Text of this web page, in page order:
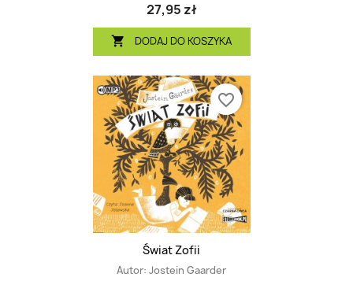
27,95 zł
 DODAJ DO KOSZYKA
Świat Zofii
Autor: Jostein Gaarder
favorite_border